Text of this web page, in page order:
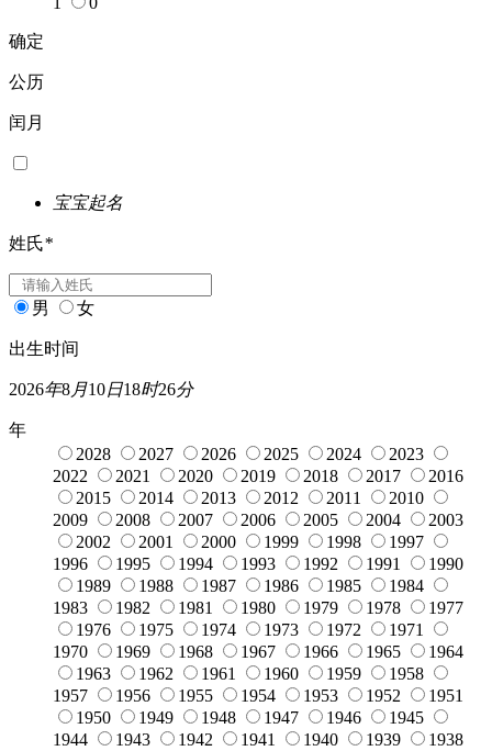
确定
公历
闰月
宝宝起名
姓氏*
男 女
出生时间
2026年8月10日18时26分
年
2028
2027 2026 2025 2024
2023
2022
2021 2020 2019 2018 2017
2016
2015
2014 2013 2012 2011
2010
2009
2008 2007 2006 2005 2004
2003
2002
2001 2000 1999 1998
1997
1996
1995 1994 1993 1992 1991
1990
1989
1988 1987 1986 1985
1984
1983
1982 1981 1980 1979 1978
1977
1976
1975 1974 1973 1972
1971
1970
1969 1968 1967 1966 1965
1964
1963
1962 1961 1960 1959
1958
1957
1956 1955 1954 1953 1952
1951
1950
1949 1948 1947 1946
1945
1944
1943 1942 1941 1940 1939
1938